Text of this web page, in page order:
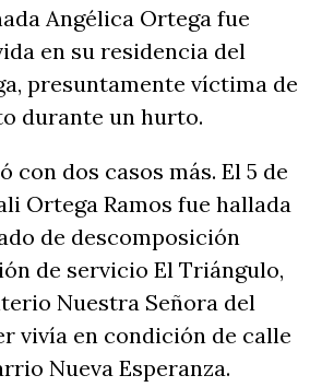
Angélica Ortega fue
en su residencia del
presuntamente víctima de
durante un hurto.
con dos casos más. El 5 de
Ortega Ramos fue hallada
de descomposición
de servicio El Triángulo,
Nuestra Señora del
vivía en condición de calle
Nueva Esperanza.